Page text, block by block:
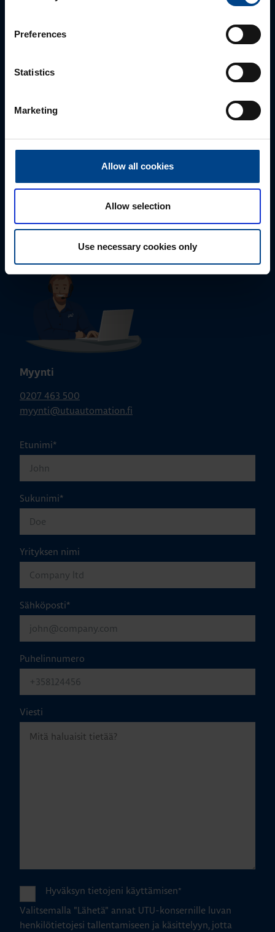
Preferences
Statistics
Marketing
Allow all cookies
Allow selection
Use necessary cookies only
parhaan ratkaisun. Otathan yhtettä puhelimitse,
Myynti
0207 463 500
myynti@utuautomation.fi
Etunimi*
Sukunimi*
Yrityksen nimi
Sähköposti*
Puhelinnumero
Viesti
Hyväksyn tietojeni käyttämisen*
Valitsemalla "Lähetä" annat UTU-konsernille luvan
henkilötietojesi tallentamiseen ja käsittelyyn, jotta